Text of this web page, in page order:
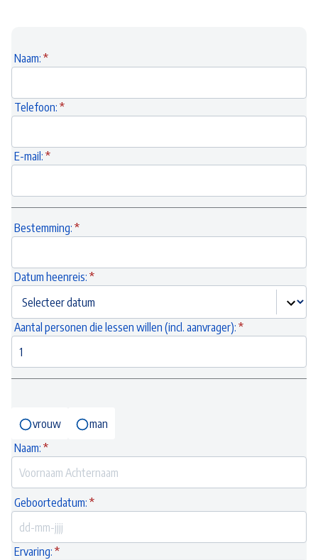
Naam:
Telefoon:
E-mail:
Bestemming:
Datum heenreis:
Aantal personen die lessen willen (incl. aanvrager):
vrouw
man
Naam:
Geboortedatum:
Ervaring: